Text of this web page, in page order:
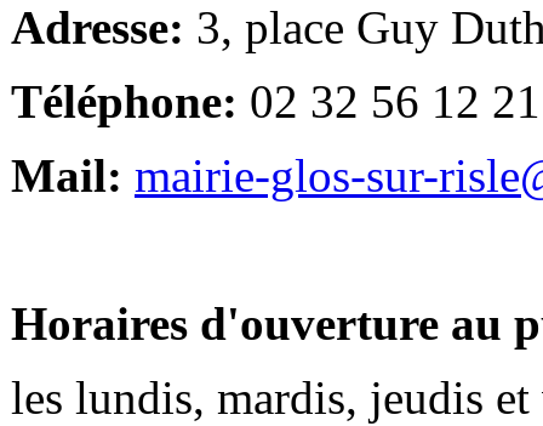
Adresse: 3, place Guy
Téléphone: 02 32 56 12 21
Mail: mairie-glos-sur-
Horaires d'ouverture au
les lundis, mardis, jeudis et